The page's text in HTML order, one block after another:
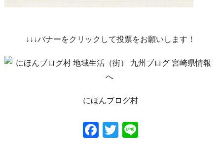
↓↓↓バナーをクリックして投票をお願いします！
にほんブログ村
Facebook
Twitter
Line